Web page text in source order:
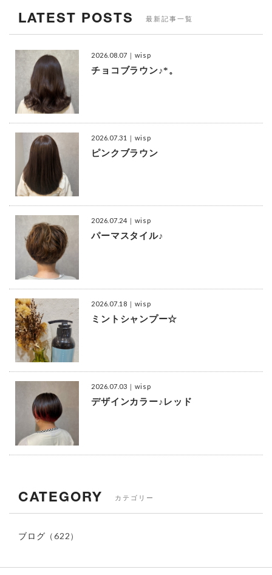
LATEST POSTS 最新記事一覧
2026.08.07 ｜wisp
チョコブラウン♪*。
2026.07.31 ｜wisp
ピンクブラウン
2026.07.24 ｜wisp
パーマスタイル♪
2026.07.18 ｜wisp
ミントシャンプー☆
2026.07.03 ｜wisp
デザインカラー♪レッド
CATEGORY カテゴリー
ブログ （622）